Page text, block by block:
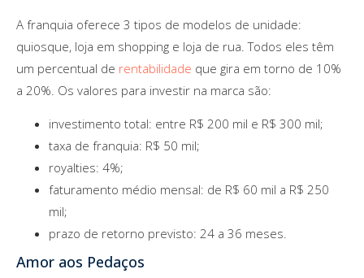
A franquia oferece 3 tipos de modelos de unidade:
quiosque, loja em shopping e loja de rua. Todos eles têm
um percentual de rentabilidade que gira em torno de 10%
a 20%. Os valores para investir na marca são:
investimento total: entre R$ 200 mil e R$ 300 mil;
taxa de franquia: R$ 50 mil;
royalties: 4%;
faturamento médio mensal: de R$ 60 mil a R$ 250
mil;
prazo de retorno previsto: 24 a 36 meses.
Amor aos Pedaços